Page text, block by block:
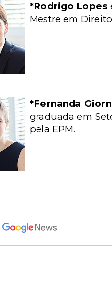
*Rodrigo Lopes
Mestre em
*Fernanda
graduada em
pela EPM.